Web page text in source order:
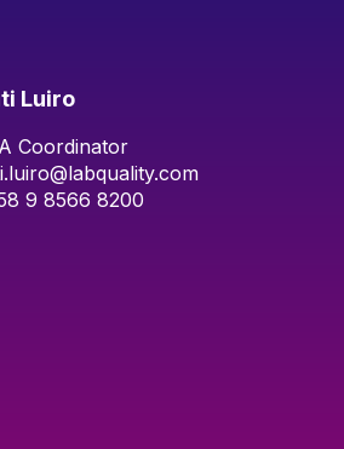
Luiro
Coordinator
9 8566 8200